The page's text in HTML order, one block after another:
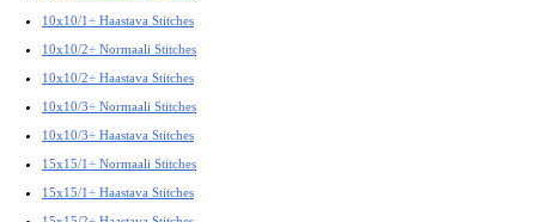
10x10/1÷ Haastava Stitches
10x10/2÷ Normaali Stitches
10x10/2÷ Haastava Stitches
10x10/3÷ Normaali Stitches
10x10/3÷ Haastava Stitches
15x15/1÷ Normaali Stitches
15x15/1÷ Haastava Stitches